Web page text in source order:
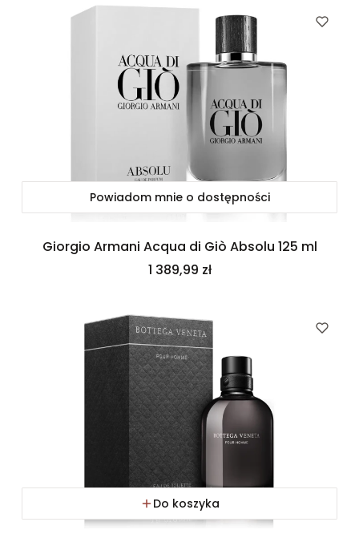
Powiadom mnie o dostępności
Giorgio Armani Acqua di Giò Absolu 125 ml
Cena
1 389,99 zł
Do koszyka